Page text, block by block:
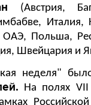
(Австрия,
Италия,
Польша,
Швейцария и
неделя"
На полях VII
Российской